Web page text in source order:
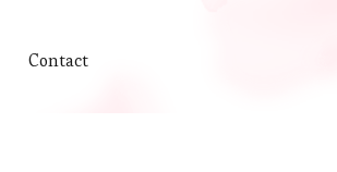
Contact